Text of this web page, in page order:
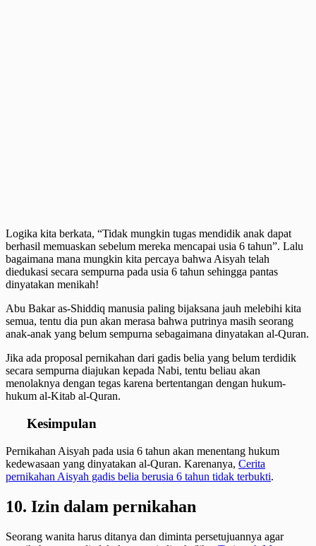
Logika kita berkata, “Tidak mungkin tugas mendidik anak dapat
berhasil memuaskan sebelum mereka mencapai usia 6 tahun”. Lalu
bagaimana mana mungkin kita percaya bahwa Aisyah telah
diedukasi secara sempurna pada usia 6 tahun sehingga pantas
dinyatakan menikah!
Abu Bakar as-Shiddiq manusia paling bijaksana jauh melebihi kita
semua, tentu dia pun akan merasa bahwa putrinya masih seorang
anak-anak yang belum sempurna sebagaimana dinyatakan al-Quran.
Jika ada proposal pernikahan dari gadis belia yang belum terdidik
secara sempurna diajukan kepada Nabi, tentu beliau akan
menolaknya dengan tegas karena bertentangan dengan hukum-
hukum al-Kitab al-Quran.
Kesimpulan
Pernikahan Aisyah pada usia 6 tahun akan menentang hukum
kedewasaan yang dinyatakan al-Quran. Karenanya, Cerita
pernikahan Aisyah gadis belia berusia 6 tahun tidak terbukti.
10. Izin dalam pernikahan
Seorang wanita harus ditanya dan diminta persetujuannya agar